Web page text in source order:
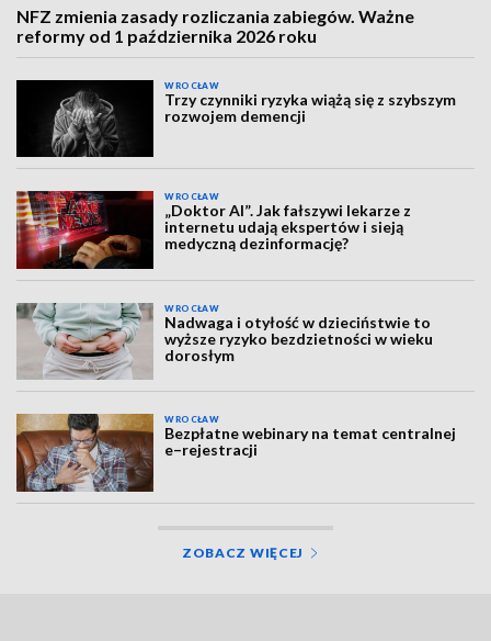
NFZ zmienia zasady rozliczania zabiegów. Ważne
reformy od 1 października 2026 roku
WROCŁAW
Trzy czynniki ryzyka wiążą się z szybszym
rozwojem demencji
WROCŁAW
„Doktor AI”. Jak fałszywi lekarze z
internetu udają ekspertów i sieją
medyczną dezinformację?
WROCŁAW
Nadwaga i otyłość w dzieciństwie to
wyższe ryzyko bezdzietności w wieku
dorosłym
WROCŁAW
Bezpłatne webinary na temat centralnej
e–rejestracji
ZOBACZ WIĘCEJ